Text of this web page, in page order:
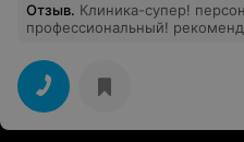
Отзыв. Клиника-супер!
профессиональный!
правда, немного дороговато,
обслуживания на это можно